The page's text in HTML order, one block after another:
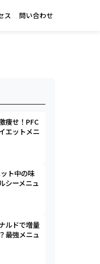
ス 問い合わせ
痩せ！PFC
エットメニ
ト中の味
シーメニュ
ルドで増量
最強メニュ